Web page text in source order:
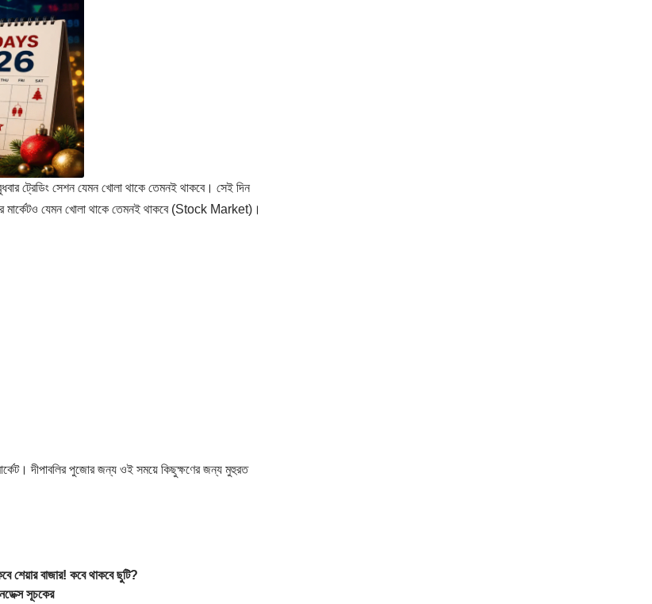
ট্রেডিং সেশন যেমন খোলা থাকে তেমনই থাকবে। সেই দিন
মার্কেটও যেমন খোলা থাকে তেমনই থাকবে (Stock Market)।
দীপাবলির পুজোর জন্য ওই সময়ে কিছুক্ষণের জন্য মুহুরত
বাজার! কবে থাকবে ছুটি?
সূচকের